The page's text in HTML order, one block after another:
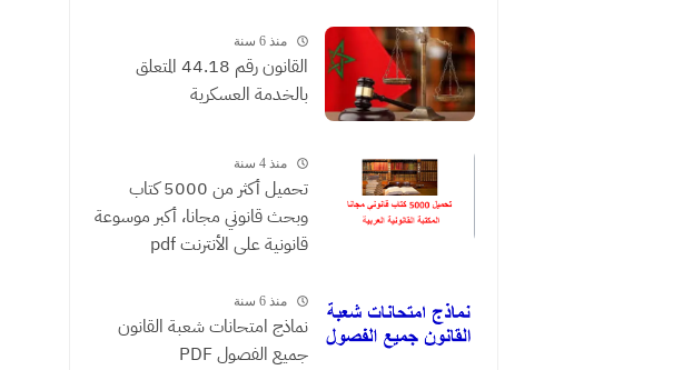
الموثقون
منذ 6 سنة
القانون رقم 44.18 المتعلق
بالخدمة العسكرية
منذ 4 سنة
تحميل أكثر من 5000 كتاب
وبحث قانوني مجانا، أكبر موسوعة
قانونية على الأنترنت pdf
منذ 6 سنة
نماذج امتحانات شعبة القانون
جميع الفصول PDF